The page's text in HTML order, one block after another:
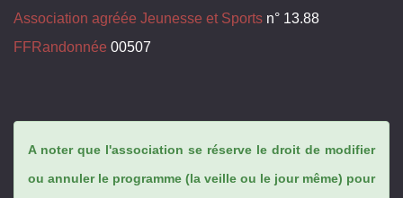
Association agréée Jeunesse et Sports n° 13.88
FFRandonnée 00507
A noter que l'association se réserve le droit de modifier
ou annuler le programme (la veille ou le jour même) pour